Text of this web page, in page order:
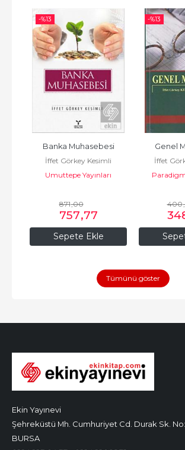
-%13
Sepete Ekle
Banka Muhasebesi
İffet Görkey Kesimli
Umuttepe Yayınları
871,00
757,77
-%13
Genel
İffet
400
Tümünü göster
Ekin Yayınevi
Şehreküstü Mh. Cumhuriyet Cd. Durak Sk.
BURSA